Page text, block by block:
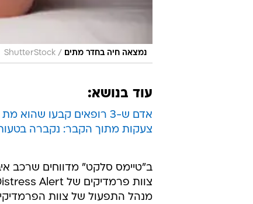
נמצאה חיה בחדר מתים /
ShutterStock
עוד בנושא:
אדם ש-3 רופאים קבעו שהוא מת החל לנחור בחדר המתים
צעקות מתוך הקבר: נקברה בטעות
ב"טיימס סלקט" מדווחים שרכב
מנהל התפעול של צוות